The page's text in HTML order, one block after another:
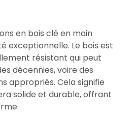
en bois clé en main
exceptionnelle. Le bois est
résistant qui peut
décennies, voire des
appropriés. Cela signifie
solide et durable, offrant